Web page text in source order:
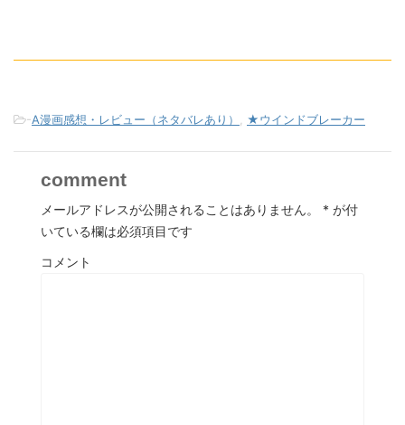
-A漫画感想・レビュー（ネタバレあり） ★ウインドブレーカー
comment
メールアドレスが公開されることはありません。 * が付
いている欄は必須項目です
コメント